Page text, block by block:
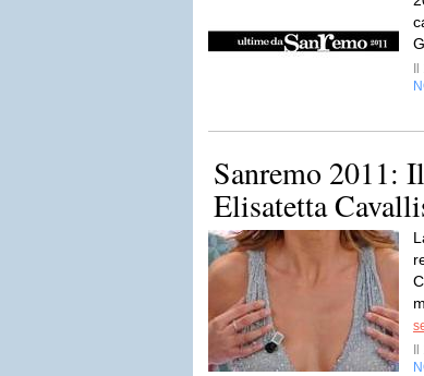
Sanremo 2011:
Elisatetta